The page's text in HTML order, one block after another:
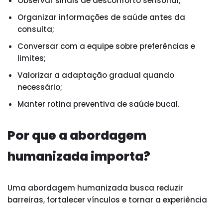
Organizar informações de saúde antes da
consulta;
Conversar com a equipe sobre preferências e
limites;
Valorizar a adaptação gradual quando
necessário;
Manter rotina preventiva de saúde bucal.
Por que a abordagem
humanizada importa?
Uma abordagem humanizada busca reduzir
barreiras, fortalecer vínculos e tornar a experiência